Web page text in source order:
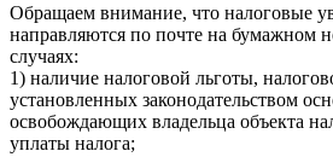
Обращаем внимание, что налоговые
направляются по почте на бумажном
случаях:
1) наличие налоговой льготы,
установленных законодательством
освобождающих владельца объекта
уплаты налога;